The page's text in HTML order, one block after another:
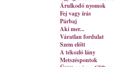
Árulkodó nyomok
Fej vagy írás
Párbaj
Aki mer...
Váratlan fordulat
Szem előtt
A tékozló lány
Metszéspontok